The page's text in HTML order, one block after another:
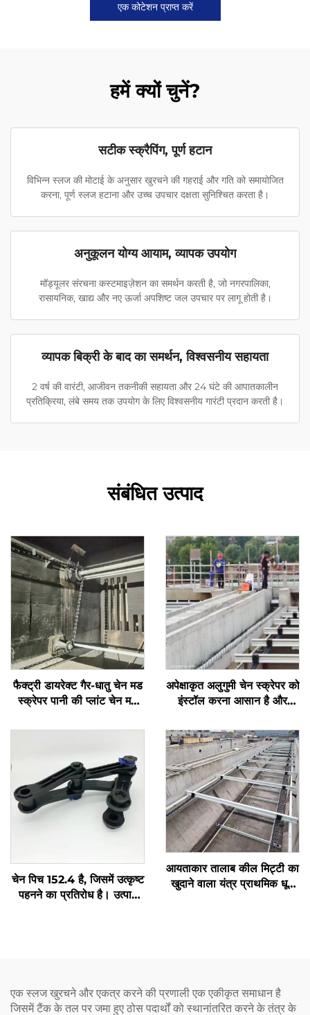
एक कोटेशन प्राप्त करें
हमें क्यों चुनें?
सटीक स्क्रैपिंग, पूर्ण हटान
विभिन्न स्लज की मोटाई के अनुसार खुरचने की गहराई और गति को समायोजित
करना, पूर्ण स्लज हटाना और उच्च उपचार दक्षता सुनिश्चित करता है।
अनुकूलन योग्य आयाम, व्यापक उपयोग
मॉड्यूलर संरचना कस्टमाइज़ेशन का समर्थन करती है, जो नगरपालिका,
रासायनिक, खाद्य और नए ऊर्जा अपशिष्ट जल उपचार पर लागू होती है।
व्यापक बिक्री के बाद का समर्थन, विश्वसनीय सहायता
2 वर्ष की वारंटी, आजीवन तकनीकी सहायता और 24 घंटे की आपातकालीन
प्रतिक्रिया, लंबे समय तक उपयोग के लिए विश्वसनीय गारंटी प्रदान करती है।
संबंधित उत्पाद
फैक्ट्री डायरेक्ट गैर-धातु चेन मड
स्क्रेपर पानी की प्लांट चेन मड
अपेक्षाकृत अलुगुमी चेन स्क्रेपर को
इंस्टॉल करना आसान है और
चेन पिच 152.4 है, जिसमें उत्कृष्ट
पहनने का प्रतिरोध है। उत्पाद
आयताकार तालाब कील मिट्टी का
खुदाने वाला यंत्र प्राथमिक धूल
एक स्लज खुरचने और एकत्र करने की प्रणाली एक एकीकृत समाधान है
जिसमें टैंक के तल पर जमा हुए ठोस पदार्थों को स्थानांतरित करने के तंत्र के